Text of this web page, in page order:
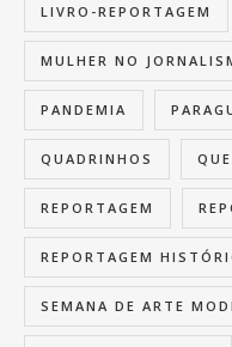
LIVRO-REPORTAGEM
MULHER NO
PANDEMIA
QUADRINHOS
REPORTAGEM
REPORTAGEM
SEMANA DE ARTE